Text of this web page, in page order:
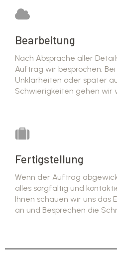
Bearbeitung
Nach Absprache aller
Auftrag wir besprochen.
Unklarheiten oder später
Schwierigkeiten gehen wir
Fertigstellung
Wenn der Auftrag
alles sorgfältig und
Ihnen schauen wir uns das
an und Besprechen die